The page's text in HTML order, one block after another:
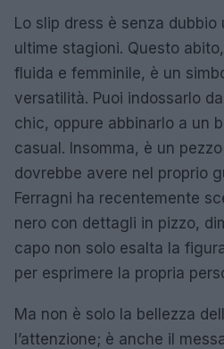
Lo slip dress è senza
ultime stagioni. Questo
fluida e femminile, è un
versatilità. Puoi indossarlo
chic, oppure abbinarlo a un
casual. Insomma, è un
dovrebbe avere nel proprio
Ferragni ha recentemente
nero con dettagli in pizzo,
capo non solo esalta la
per esprimere la propria
Ma non è solo la bellezza
l’attenzione; è anche il